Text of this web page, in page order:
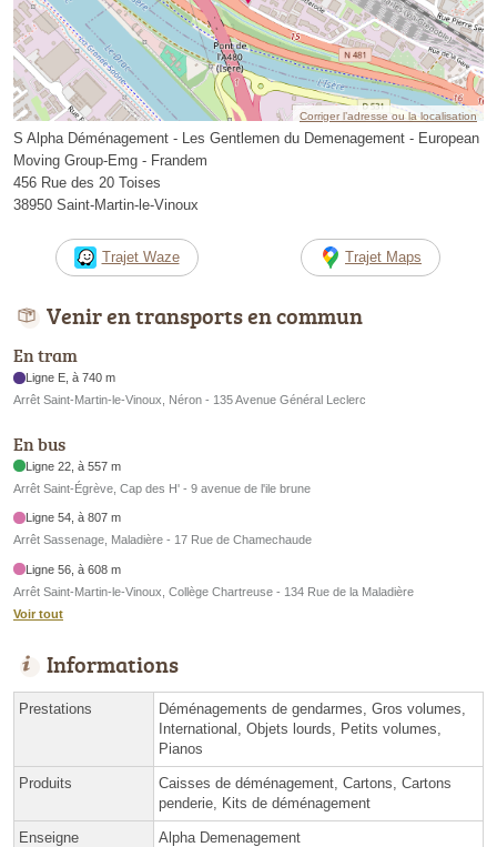
Corriger l’adresse ou la localisation
S Alpha Déménagement - Les Gentlemen du Demenagement - European
Moving Group-Emg - Frandem
456 Rue des 20 Toises
38950 Saint-Martin-le-Vinoux
Trajet Waze Trajet Maps
Venir en transports en commun
En tram
Ligne E, à 740 m
Arrêt Saint-Martin-le-Vinoux, Néron - 135 Avenue Général Leclerc
En bus
Ligne 22, à 557 m
Arrêt Saint-Égrève, Cap des H' - 9 avenue de l'ile brune
Ligne 54, à 807 m
Arrêt Sassenage, Maladière - 17 Rue de Chamechaude
Ligne 56, à 608 m
Arrêt Saint-Martin-le-Vinoux, Collège Chartreuse - 134 Rue de la Maladière
Voir tout
Informations
Prestations
Déménagements de gendarmes, Gros volumes,
International, Objets lourds, Petits volumes,
Pianos
Produits
Caisses de déménagement, Cartons, Cartons
penderie, Kits de déménagement
Enseigne Alpha Demenagement